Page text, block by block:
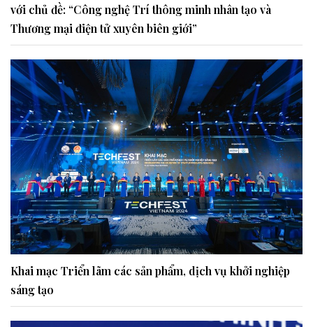
với chủ đề: “Công nghệ Trí thông minh nhân tạo và
Thương mại điện tử xuyên biên giới”
Khai mạc Triển lãm các sản phẩm, dịch vụ khởi nghiệp
sáng tạo